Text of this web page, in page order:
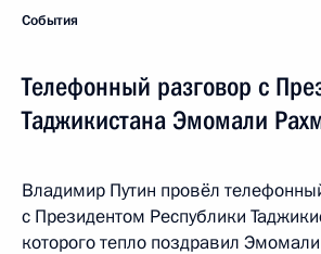
События
Телефонный разговор с
Таджикистана Эмомали
Владимир Путин провёл
с Президентом Республики
которого тепло поздравил